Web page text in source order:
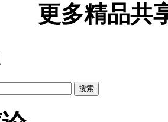
更多精品共